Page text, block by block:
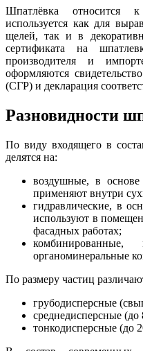
Шпатлёвка относится
используется как для
щелей, так и в
сертификата на
производителя и
оформляются
(СГР) и декларация
Разновидности
По виду входящего в
делятся на:
воздушные, в
применяют внутри
гидравлические, в
используют в
фасадных работах;
органоминеральные
По размеру частиц
грубодисперсные
среднедисперсные
тонкодисперсные (до